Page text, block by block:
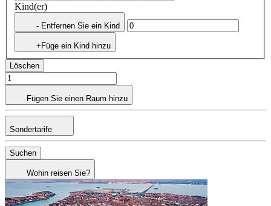
Kind(er)
- Entfernen Sie ein Kind
+Füge ein Kind hinzu
Löschen
Fügen Sie einen Raum hinzu
Sondertarife
Suchen
Wohin reisen Sie?